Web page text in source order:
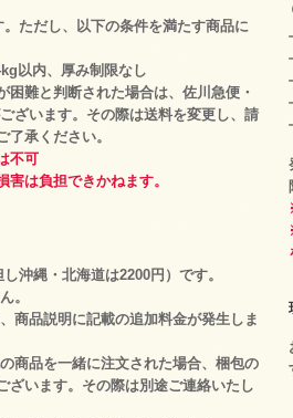
ただし、以下の条件を満たす商品に
以内、厚み制限なし
困難と判断された場合は、佐川急便・
ざいます。その際は送料を変更し、請
承ください。
不可
は負担できかねます。
沖縄・北海道は2200円）です。
。
商品説明に記載の追加料金が発生しま
商品を一緒に注文された場合、梱包の
ざいます。その際は別途ご連絡いたし